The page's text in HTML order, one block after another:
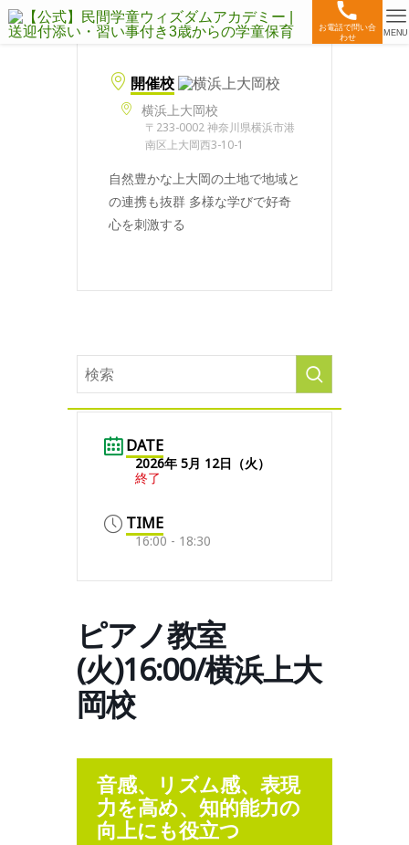
お電話で問い合
わせ
MENU
開催校
横浜上大岡校
〒233-0002 神奈川県横浜市港
南区上大岡西3-10-1
自然豊かな上大岡の土地で地域と
の連携も抜群 多様な学びで好奇
心を刺激する
DATE
2026年 5月 12日（火）
終了
TIME
16:00 - 18:30
ピアノ教室
(火)16:00/横浜上大
岡校
音感、リズム感、表現
力を高め、知的能力の
向上にも役立つ